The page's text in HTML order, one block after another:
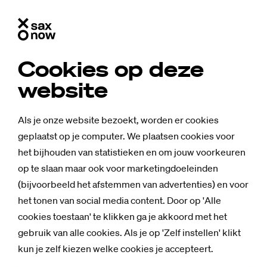
Cookies op deze
website
Als je onze website bezoekt, worden er cookies
geplaatst op je computer. We plaatsen cookies voor
het bijhouden van statistieken en om jouw voorkeuren
op te slaan maar ook voor marketingdoeleinden
(bijvoorbeeld het afstemmen van advertenties) en voor
het tonen van social media content. Door op 'Alle
cookies toestaan' te klikken ga je akkoord met het
gebruik van alle cookies. Als je op 'Zelf instellen' klikt
kun je zelf kiezen welke cookies je accepteert.
Achtergrond
“Stu­dent-be­